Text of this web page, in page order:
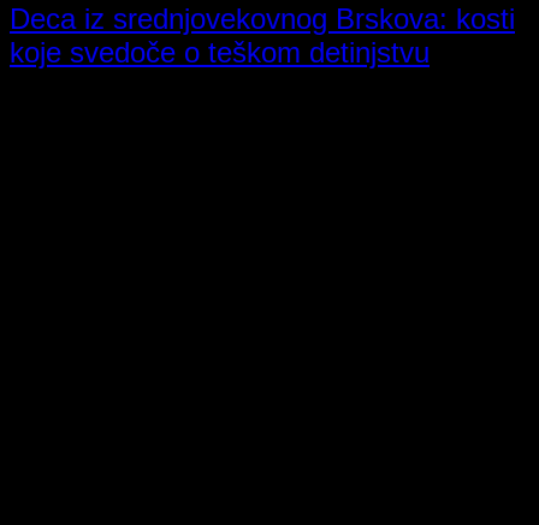
Deca iz srednjovekovnog Brskova: kosti
koje svedoče o teškom detinjstvu